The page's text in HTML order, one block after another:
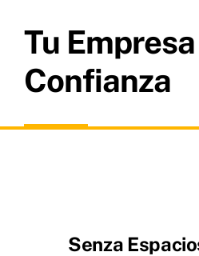
Tu
Confianza
Senza